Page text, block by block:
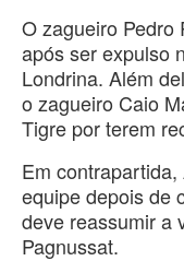
O zagueiro Pedro
após ser expulso
Londrina. Além
o zagueiro Caio
Tigre por terem
Em
equipe depois de
deve reassumir a
Pagnussat.